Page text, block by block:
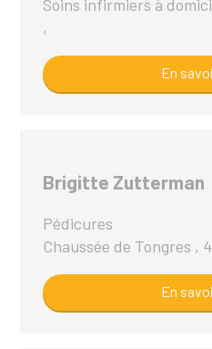
Soins infirmiers à
,
En
Brigitte Zutterman
Pédicures
Chaussée de Tongres ,
En